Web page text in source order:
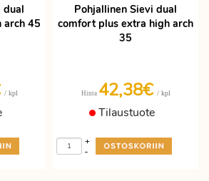
dual
arch 45
/ kpl
Pohjallinen Sievi dual
comfort plus extra high arch
35
Hinta 42,38€ / kpl
Tilaustuote
-
+